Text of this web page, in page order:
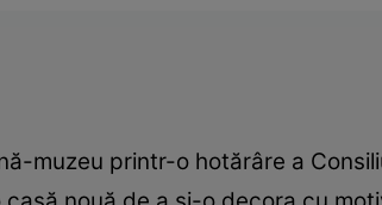
muzeu printr-o hotărâre a